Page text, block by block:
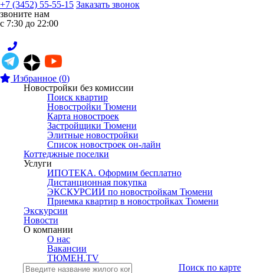
+7 (3452) 55-55-15 Заказать звонок
звоните нам
с 7:30 до 22:00
Избранное (0)
Новостройки без комиссии
Поиск квартир
Новостройки Тюмени
Карта новостроек
Застройщики Тюмени
Элитные новостройки
Список новостроек он-лайн
Коттеджные поселки
Услуги
ИПОТЕКА. Оформим бесплатно
Дистанционная покупка
ЭКСКУРСИИ по новостройкам Тюмени
Приемка квартир в новостройках Тюмени
Экскурсии
Новости
О компании
О нас
Вакансии
ТЮМЕН.TV
Поиск по карте